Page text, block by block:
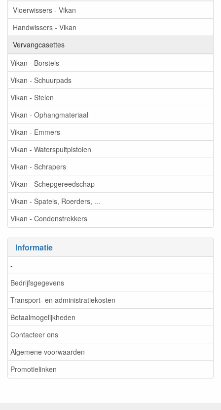
Vloerwissers - Vikan
Handwissers - Vikan
Vervangcasettes
Vikan - Borstels
Vikan - Schuurpads
Vikan - Stelen
Vikan - Ophangmateriaal
Vikan - Emmers
Vikan - Waterspuitpistolen
Vikan - Schrapers
Vikan - Schepgereedschap
Vikan - Spatels, Roerders, ...
Vikan - Condenstrekkers
Informatie
-
Bedrijfsgegevens
Transport- en administratiekosten
Betaalmogelijkheden
Contacteer ons
Algemene voorwaarden
Promotielinken